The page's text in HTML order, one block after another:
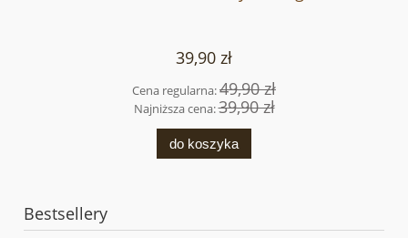
39,90 zł
Cena regularna:49,90 zł
Najniższa cena:39,90 zł
do koszyka
Bestsellery